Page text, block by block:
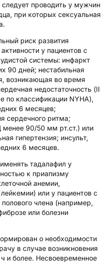
проводить у мужчин
при которых сексуальная
риск развития
у пациентов с
системы: инфаркт
90 дней; нестабильная
возникающая во время
недостаточность (II
по классификации NYHA),
6 месяцев;
сердечного ритма;
менее 90/50 мм рт.ст.) или
гипертензия; инсульт,
6 месяцев.
тадалафил у
к приапизму
анемии,
или у пациентов с
члена (например,
или болезни
о необходимости
в случае возникновения
и более. Несвоевременное